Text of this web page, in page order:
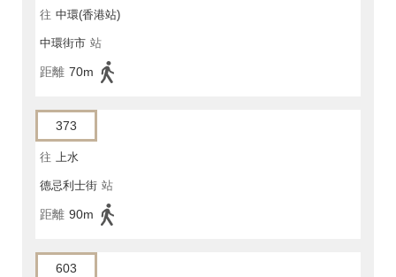
往 中環(香港站)
中環街市 站
距離 70m
373
往 上水
德忌利士街 站
距離 90m
603